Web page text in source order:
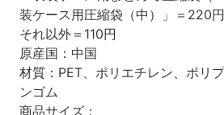
装ケース用圧縮袋（中）」＝220円
それ以外＝110円
原産国：中国
材質：PET、ポリエチレン、ポリ
ンゴム
商品サイズ：